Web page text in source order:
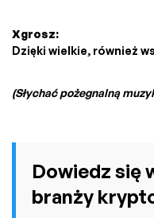
Xgrosz:
Dzięki wielkie, również
(Słychać pożegnalną
Dowiedz się
branży